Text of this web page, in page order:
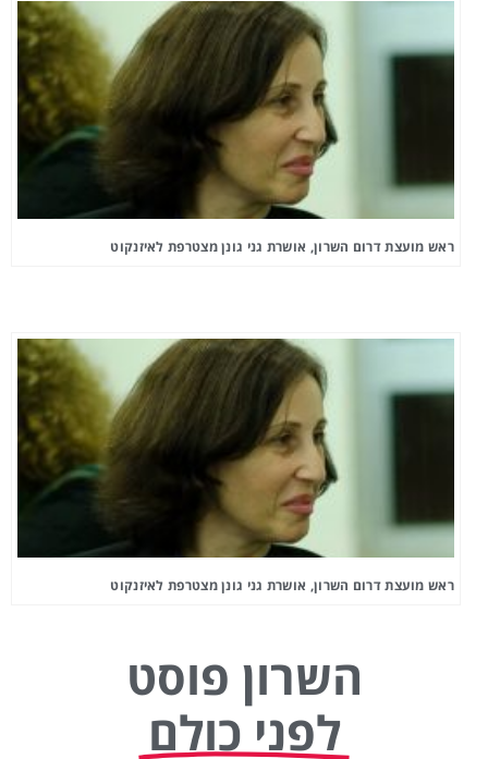
ראש מועצת דרום השרון, אושרת גני גונן מצטרפת לאיזנקוט
ראש מועצת דרום השרון, אושרת גני גונן מצטרפת לאיזנקוט
השרון פוסט
לפני כולם